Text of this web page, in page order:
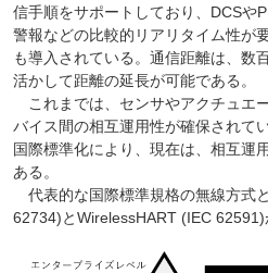
信手順をサポートしており、DCSや
警報などの比較的リアリタイム性が
も導入されている。通信距離は、数
活かして距離の延長が可能である。
これまでは、センサやアクチュエ
バイス間の相互運用性が確保されて
国際標準化により、現在は、相互運
ある。
代表的な国際標準規格の無線方式
62734)とWirelessHART (IEC 62591)